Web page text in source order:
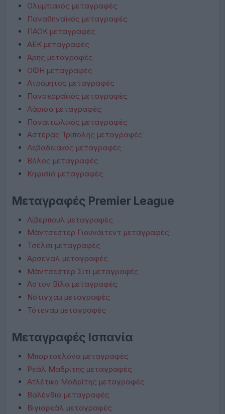
Ολυμπιακός μεταγραφές
Παναθηναϊκός μεταγραφές
ΠΑΟΚ μεταγραφές
ΑΕΚ μεταγραφές
Άρης μεταγραφές
ΟΦΗ μεταγραφές
Ατρόμητος μεταγραφές
Πανσερραϊκός μεταγραφές
Λάρισα μεταγραφές
Παναιτωλικός μεταγραφές
Αστέρας Τρίπολης μεταγραφές
Λεβαδειακός μεταγραφές
Βόλος μεταγραφές
Κηφισιά μεταγραφές
Μεταγραφές Premier League
Λίβερπουλ μεταγραφές
Μάντσεστερ Γιουνάιτεντ μεταγραφές
Τσέλσι μεταγραφές
Άρσεναλ μεταγραφές
Μάντσεστερ Σίτι μεταγραφές
Άστον Βίλα μεταγραφές
Νότιγχαμ μεταγραφές
Τότεναμ μεταγραφές
Μεταγραφές Ισπανία
Μπαρτσελόνα μεταγραφές
Ρεάλ Μαδρίτης μεταγραφές
Ατλέτικο Μαδρίτης μεταγραφές
Βαλένθια μεταγραφές
Βιγιαρεάλ μεταγραφές